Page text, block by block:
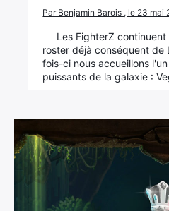
Par Benjamin Barois , le 23 mai
Les FighterZ
roster déjà conséquent de
fois-ci nous accueillons
puissants de la galaxie :